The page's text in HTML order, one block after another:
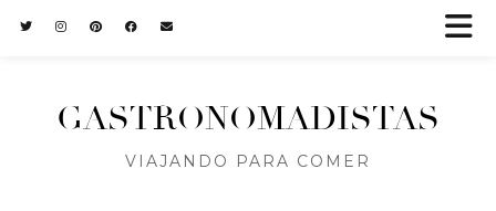
GASTRONOMADISTAS
VIAJANDO PARA COMER